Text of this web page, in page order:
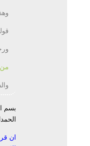
من
بسم
ان